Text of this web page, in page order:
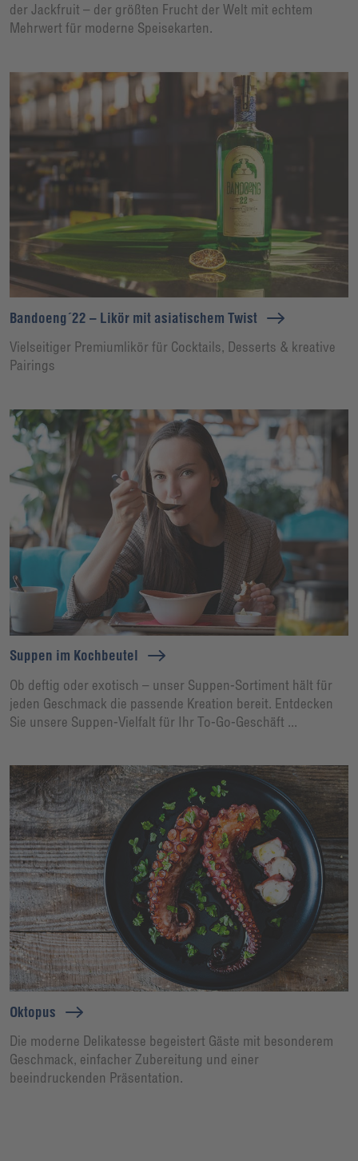
der Jackfruit – der größten Frucht der Welt mit echtem
Mehrwert für moderne Speisekarten.
Bandoeng´22 – Likör mit asiatischem Twist
Vielseitiger Premiumlikör für Cocktails, Desserts & kreative
Pairings
Suppen im Kochbeutel
Ob deftig oder exotisch – unser Suppen-Sortiment hält für
jeden Geschmack die passende Kreation bereit. Entdecken
Sie unsere Suppen-Vielfalt für Ihr To-Go-Geschäft ...
Oktopus
Die moderne Delikatesse begeistert Gäste mit besonderem
Geschmack, einfacher Zubereitung und einer
beeindruckenden Präsentation.